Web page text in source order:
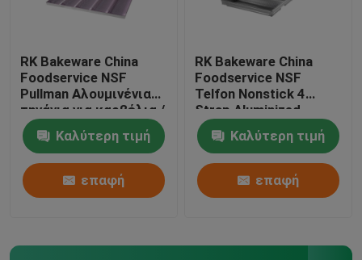
Ποιοτικός έλεγχος
Μας ελάτε σε επαφή με
Ειδήσεις
Περιπτώσεις
RK Bakeware China
Foodservice NSF
Pullman Αλουμινένια
τηγάνια για καρβέλια /
Τηγάνι σάντουιτς από
αλουμίνιο χάλυβα -
12,5" X 3" X 3/4"
Καλύτερη τιμή
επαφή
RK Bakeware China
Foodservice NSF
Telfon Nonstick 4
Strap Aluminized
Pullman Loaf Pan /
Steel Hearth Bread Pan
Καλύτερη τιμή
επαφή